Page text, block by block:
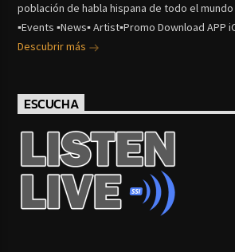
población de habla hispana de todo el mundo
▪Events ▪News▪ Artist▪Promo Download APP
Descubrir más
ESCUCHA